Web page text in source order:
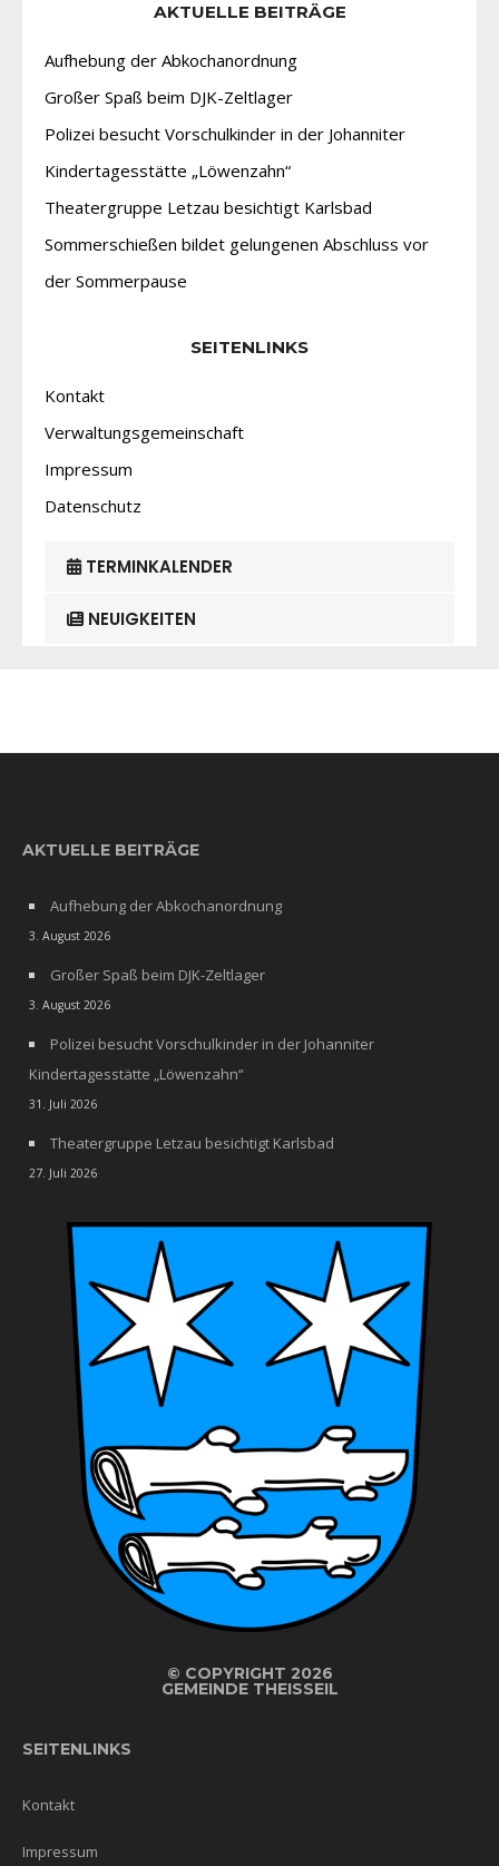
AKTUELLE BEITRÄGE
Aufhebung der Abkochanordnung
Großer Spaß beim DJK-Zeltlager
Polizei besucht Vorschulkinder in der Johanniter
Kindertagesstätte „Löwenzahn“
Theatergruppe Letzau besichtigt Karlsbad
Sommerschießen bildet gelungenen Abschluss vor
der Sommerpause
SEITENLINKS
Kontakt
Verwaltungsgemeinschaft
Impressum
Datenschutz
TERMINKALENDER
NEUIGKEITEN
AKTUELLE BEITRÄGE
Aufhebung der Abkochanordnung
3. August 2026
Großer Spaß beim DJK-Zeltlager
3. August 2026
Polizei besucht Vorschulkinder in der Johanniter
Kindertagesstätte „Löwenzahn“
31. Juli 2026
Theatergruppe Letzau besichtigt Karlsbad
27. Juli 2026
© COPYRIGHT 2026
GEMEINDE THEISSEIL
SEITENLINKS
Kontakt
Impressum